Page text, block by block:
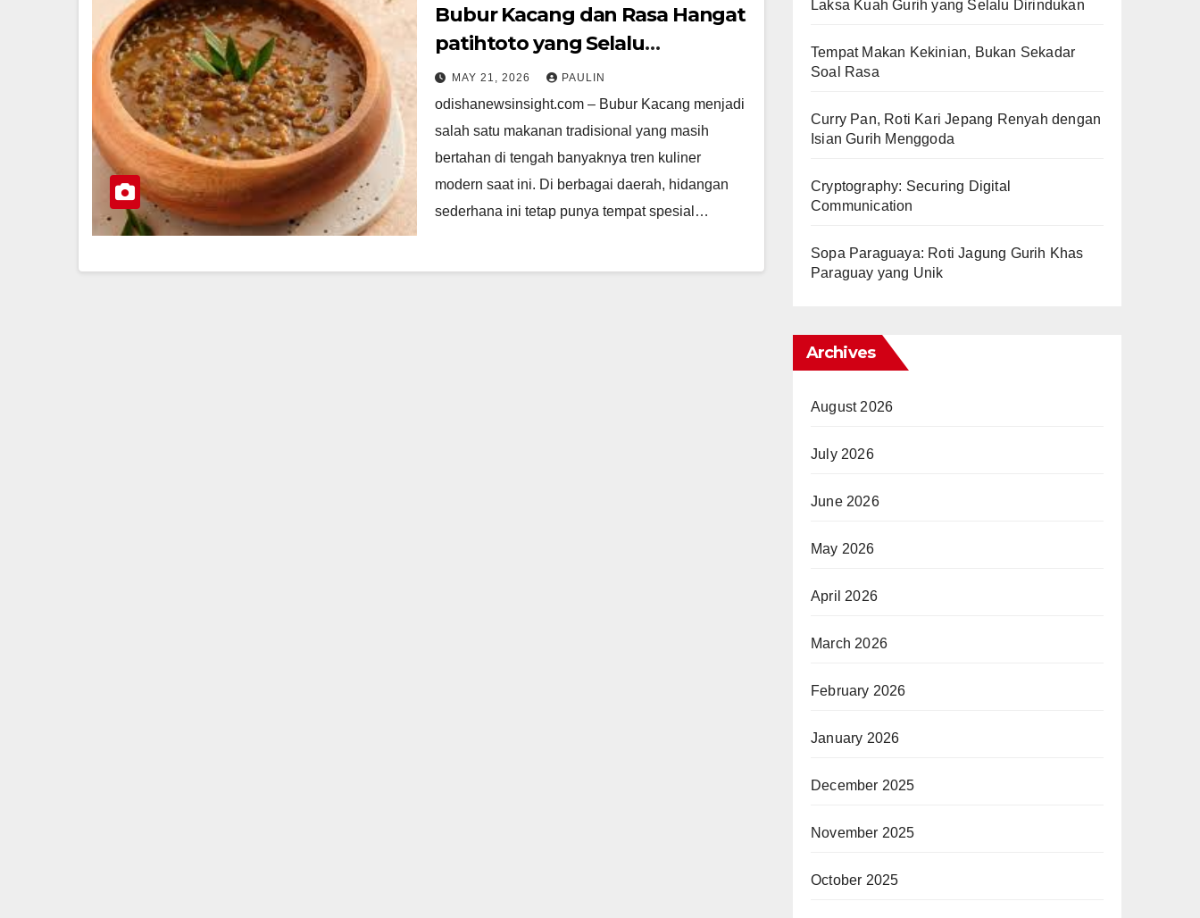
Bubur Kacang dan Rasa Hangat
patihtoto yang Selalu
Dirindukan
MAY 21, 2026 PAULIN
odishanewsinsight.com – Bubur Kacang menjadi
salah satu makanan tradisional yang masih
bertahan di tengah banyaknya tren kuliner
modern saat ini. Di berbagai daerah, hidangan
sederhana ini tetap punya tempat spesial…
Laksa Kuah Gurih yang Selalu Dirindukan
Tempat Makan Kekinian, Bukan Sekadar
Soal Rasa
Curry Pan, Roti Kari Jepang Renyah dengan
Isian Gurih Menggoda
Cryptography: Securing Digital
Communication
Sopa Paraguaya: Roti Jagung Gurih Khas
Paraguay yang Unik
Archives
August 2026
July 2026
June 2026
May 2026
April 2026
March 2026
February 2026
January 2026
December 2025
November 2025
October 2025